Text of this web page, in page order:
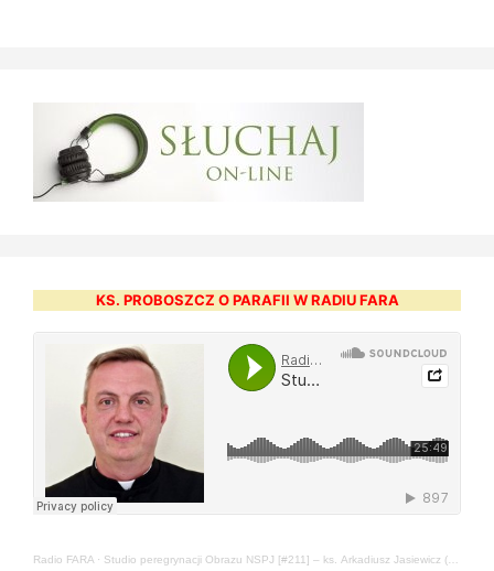
KS. PROBOSZCZ O PARAFII W RADIU FARA
Radio FARA · Studio peregrynacji Obrazu NSPJ [#211] – ks. Arkadiusz Jasiewicz (22.05.2024)